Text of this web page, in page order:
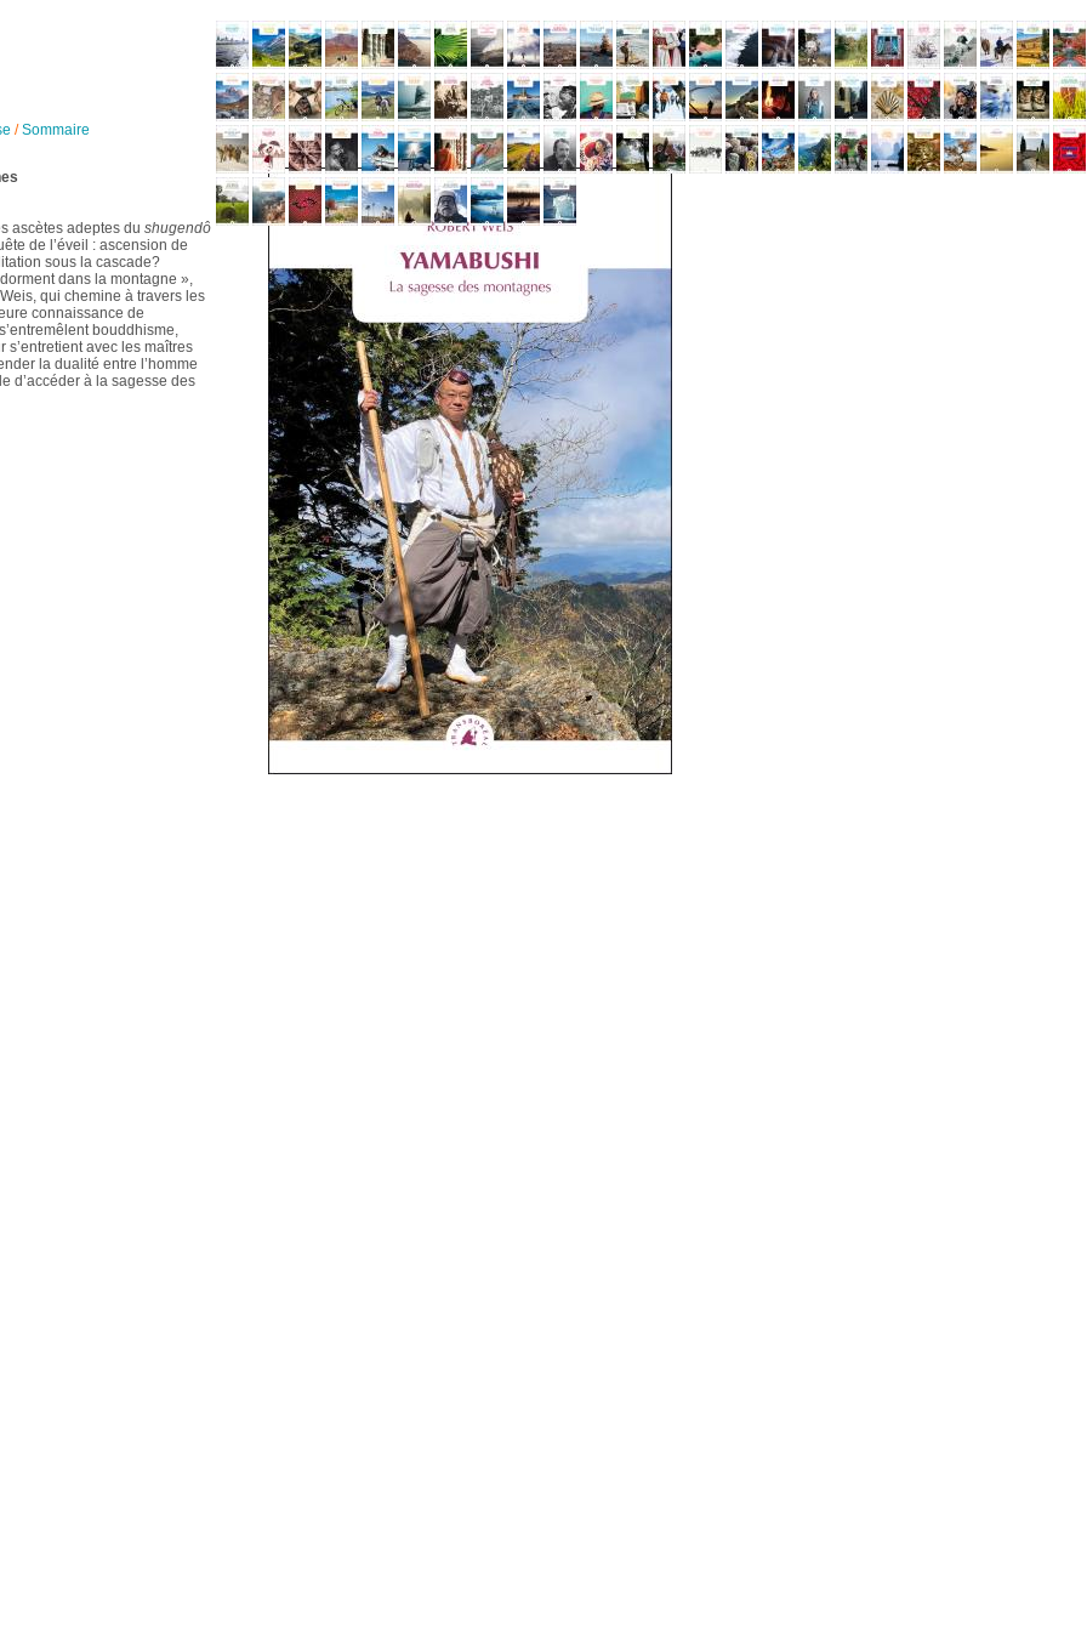
/Sommaire
ascètes adeptes du shugendô
de l’éveil : ascension de
sous la cascade?
dans la montagne »,
qui chemine à travers les
connaissance de
bouddhisme,
avec les maîtres
la dualité entre l’homme
d’accéder à la sagesse des